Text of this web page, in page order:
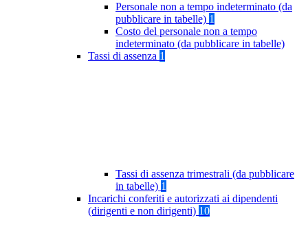
Personale non a tempo indeterminato (da
pubblicare in tabelle) 1
Costo del personale non a tempo
indeterminato (da pubblicare in tabelle)
Tassi di assenza 1
Tassi di assenza trimestrali (da pubblicare
in tabelle) 1
Incarichi conferiti e autorizzati ai dipendenti
(dirigenti e non dirigenti) 10